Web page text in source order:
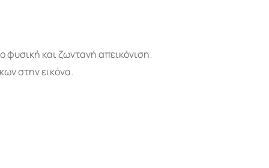
φυσική και ζωντανή απεικόνιση.
στην εικόνα.